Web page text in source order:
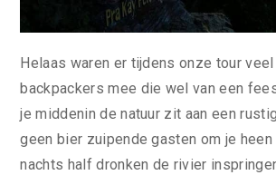
Helaas waren er tijdens onze tour veel
backpackers mee die wel van een
je middenin de natuur zit aan een
geen bier zuipende gasten om je heen
nachts half dronken de rivier